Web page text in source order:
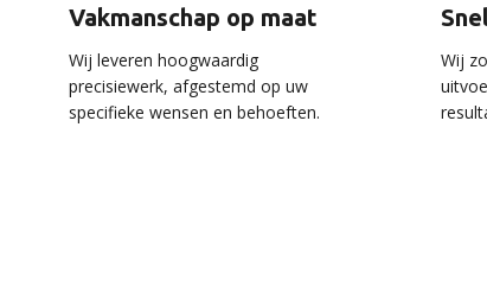
Vakmanschap op maat
Wij leveren hoogwaardig
precisiewerk, afgestemd op uw
specifieke wensen en behoeften.
Wij